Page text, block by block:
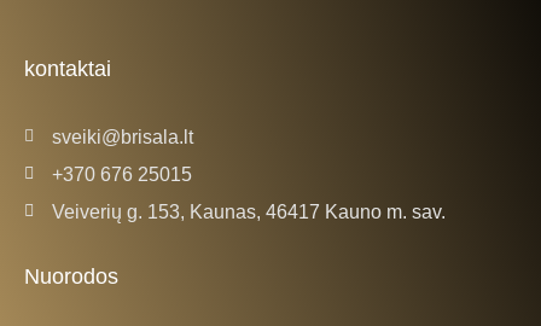
-
f
m
kontaktai
sveiki@brisala.lt
+370 676 25015
Veiverių g. 153, Kaunas, 46417 Kauno m. sav.
Nuorodos